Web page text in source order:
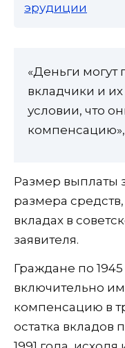
эрудиции
«Деньги могут
вкладчики и
условии, что
Размер выплаты
размера
вкладах в
заявителя.
Граждане по
включительно
компенсацию в
остатка вкладов